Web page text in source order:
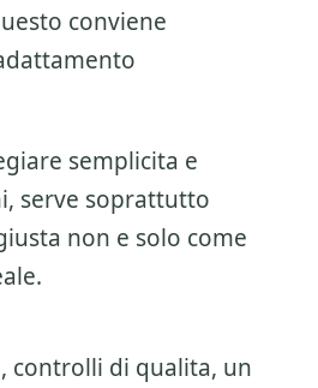
conviene
semplicita e
serve soprattutto
non e solo come
controlli di qualita, un